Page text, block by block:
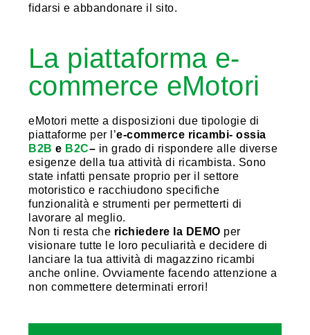
fidarsi e abbandonare il sito.
La piattaforma e-
commerce eMotori
eMotori mette a disposizioni due tipologie di
piattaforme per l’e-commerce ricambi- ossia
B2B e B2C– in grado di rispondere alle diverse
esigenze della tua attività di ricambista. Sono
state infatti pensate proprio per il settore
motoristico e racchiudono specifiche
funzionalità e strumenti per permetterti di
lavorare al meglio.
Non ti resta che richiedere la DEMO per
visionare tutte le loro peculiarità e decidere di
lanciare la tua attività di magazzino ricambi
anche online. Ovviamente facendo attenzione a
non commettere determinati errori!